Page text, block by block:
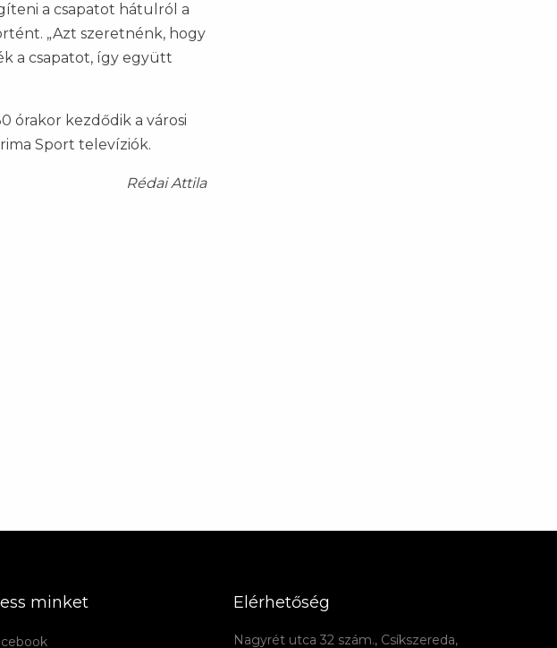
a csapatot hátulról a
„Azt szeretnénk, hogy
a csapatot, így együtt
órakor kezdődik a városi
Sport televíziók.
Rédai Attila
minket Elérhetőség
Nagyrét utca 32 szám., Csíkszereda,